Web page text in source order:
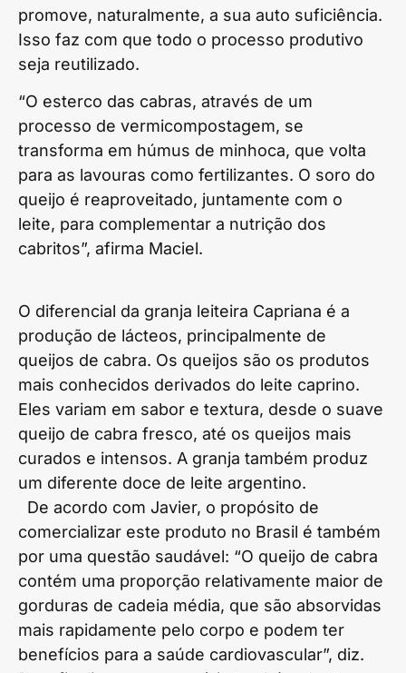
promove, naturalmente, a sua auto suficiência.
Isso faz com que todo o processo produtivo
seja reutilizado.
“O esterco das cabras, através de um
processo de vermicompostagem, se
transforma em húmus de minhoca, que volta
para as lavouras como fertilizantes. O soro do
queijo é reaproveitado, juntamente com o
leite, para complementar a nutrição dos
cabritos”, afirma Maciel.
O diferencial da granja leiteira Capriana é a
produção de lácteos, principalmente de
queijos de cabra. Os queijos são os produtos
mais conhecidos derivados do leite caprino.
Eles variam em sabor e textura, desde o suave
queijo de cabra fresco, até os queijos mais
curados e intensos. A granja também produz
um diferente doce de leite argentino.
De acordo com Javier, o propósito de
comercializar este produto no Brasil é também
por uma questão saudável: “O queijo de cabra
contém uma proporção relativamente maior de
gorduras de cadeia média, que são absorvidas
mais rapidamente pelo corpo e podem ter
benefícios para a saúde cardiovascular”, diz.